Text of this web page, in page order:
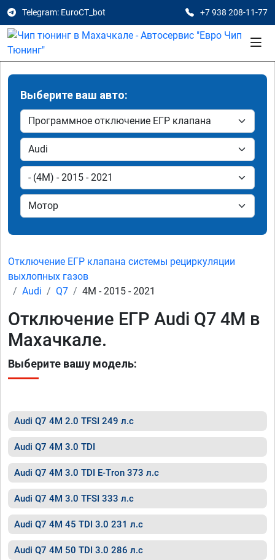
Telegram: EuroCT_bot +7 938 208-11-77
Выберите ваш авто:
Отключение ЕГР клапана системы рециркуляции
выхлопных газов
Audi
Q7 4M - 2015 - 2021
Отключение ЕГР Audi Q7 4M в
Махачкале.
Выберите вашу модель:
Audi Q7 4M 2.0 TFSI 249 л.с
Audi Q7 4M 3.0 TDI
Audi Q7 4M 3.0 TDI E-Tron 373 л.с
Audi Q7 4M 3.0 TFSI 333 л.с
Audi Q7 4M 45 TDI 3.0 231 л.с
Audi Q7 4M 50 TDI 3.0 286 л.с